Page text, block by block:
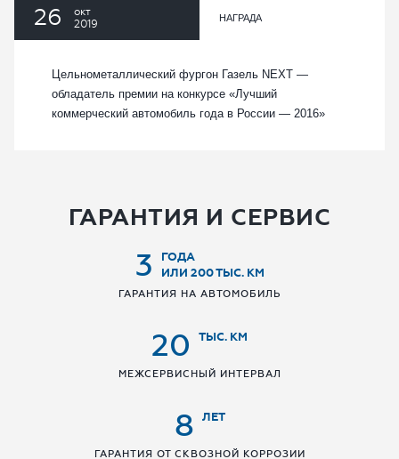
26
окт
2019
НАГРАДА
Цельнометаллический фургон Газель NEXT —
обладатель премии на конкурсе «Лучший
коммерческий автомобиль года в России — 2016»
ГАРАНТИЯ И СЕРВИС
3
ГОДА
ИЛИ 200 ТЫС. КМ
ГАРАНТИЯ НА АВТОМОБИЛЬ
20 ТЫС. КМ
МЕЖСЕРВИСНЫЙ ИНТЕРВАЛ
8 ЛЕТ
ГАРАНТИЯ ОТ СКВОЗНОЙ КОРРОЗИИ